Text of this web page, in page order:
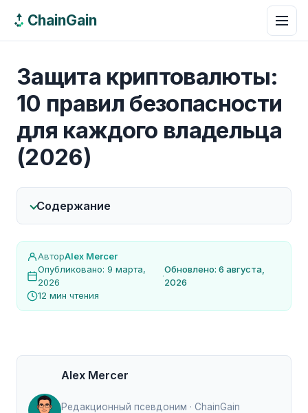
ChainGain
Защита криптовалюты:
10 правил безопасности
для каждого владельца
(2026)
Содержание
АвторAlex Mercer
Опубликовано: 9 марта,
2026
·
Обновлено: 6 августа,
2026
12 мин чтения
Alex Mercer
Редакционный псевдоним · ChainGain